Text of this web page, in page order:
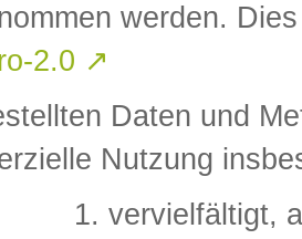
werden.
2.0 ↗
Daten und
Nutzung
vervielfältigt,